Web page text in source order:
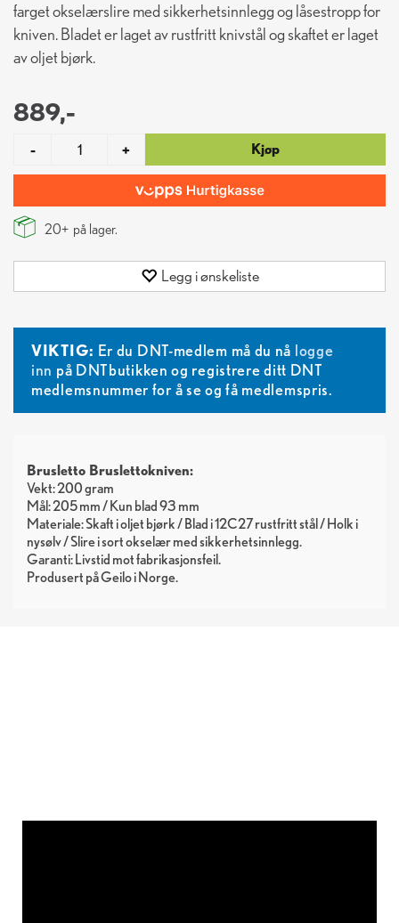
farget okselærslire med sikkerhets­innlegg og låsestropp for
kniven. Bladet er laget av rustfritt knivstål og skaftet er laget
av oljet bjørk.
889,-
- + Kjøp
20+ på lager.
Legg i ønskeliste
VIKTIG: Er du DNT-medlem må du nå logge
inn på DNTbutikken og registrere ditt DNT
medlemsnummer for å se og få medlemspris.
Brusletto Bruslettokniven:
Vekt: 200 gram
Mål: 205 mm / Kun blad 93 mm
Materiale: Skaft i oljet bjørk / Blad i 12C27 rustfritt stål / Holk i
nysølv / Slire i sort okselær med sikkerhetsinnlegg.
Garanti: Livstid mot fabrikasjonsfeil.
Produsert på Geilo i Norge.